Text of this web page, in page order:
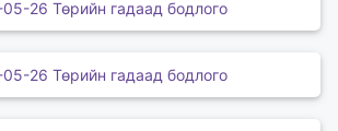
26 Төрийн гадаад бодлого
26 Төрийн гадаад бодлого